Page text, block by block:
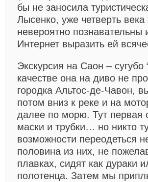
бы не заносила
Лысенко, уже четверть
невероятно познавательны
Интернет выразить ей
Экскурсия на Саон – сугубо
качестве она на диво не
городка Альтос-де-Чавон,
потом вниз к реке и на
далее по морю. Тут первая
маски и трубки… но никто
возможности переодеться
половина из них, не
плавках, сидят как дураки
полотенца. Затем мы